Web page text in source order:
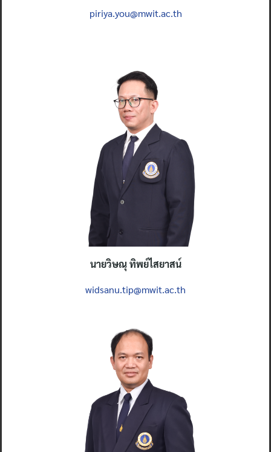
piriya.you@mwit.ac.th
นายวิษณุ ทิพย์ไสยาสน์
widsanu.tip@mwit.ac.th